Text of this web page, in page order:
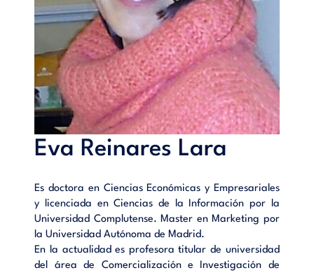
Eva Reinares Lara
Es doctora en Ciencias Económicas y Empresariales
y licenciada en Ciencias de la Información por la
Universidad Complutense. Master en Marketing por
la Universidad Autónoma de Madrid.
En la actualidad es profesora titular de universidad
del área de Comercialización e Investigación de